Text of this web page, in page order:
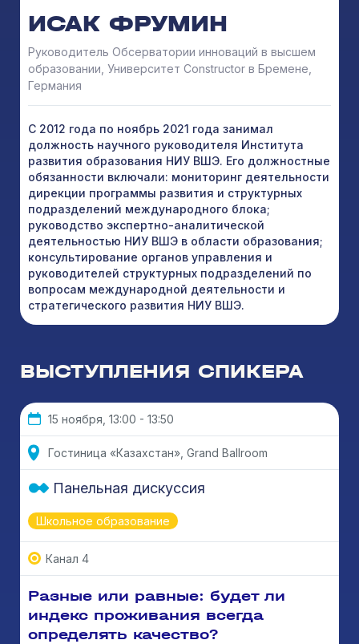
ИСАК ФРУМИН
Руководитель Обсерватории инноваций в высшем
образовании, Университет Constructor в Бремене,
Германия
С 2012 года по ноябрь 2021 года занимал
должность научного руководителя Института
развития образования НИУ ВШЭ. Его должностные
обязанности включали: мониторинг деятельности
дирекции программы развития и структурных
подразделений международного блока;
руководство экспертно-аналитической
деятельностью НИУ ВШЭ в области образования;
консультирование органов управления и
руководителей структурных подразделений по
вопросам международной деятельности и
стратегического развития НИУ ВШЭ.
ВЫСТУПЛЕНИЯ СПИКЕРА
15 ноября, 13:00 - 13:50
Гостиница «Казахстан», Grand Ballroom
Школьное образование
Панельная дискуссия
Канал 4
Разные или равные: будет ли
индекс проживания всегда
определять качество?